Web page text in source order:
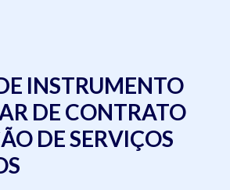
INSTRUMENTO
DE CONTRATO
DE SERVIÇOS